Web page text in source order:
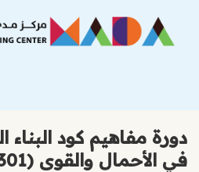
المحتوى
دورة مفاهيم كود البناء
في الأحمال والقوى (SBC 301)